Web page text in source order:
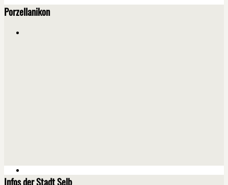
Porzellanikon
Infos der Stadt Selb